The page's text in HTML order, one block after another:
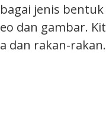
jenis
dan gambar.
dan rakan-rakan.